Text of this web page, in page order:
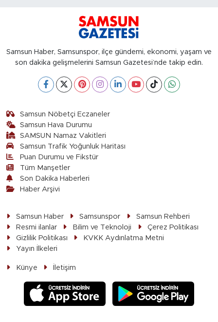
Samsun Haber, Samsunspor, ilçe gündemi, ekonomi, yaşam ve
son dakika gelişmelerini Samsun Gazetesi’nde takip edin.
Samsun Nöbetçi Eczaneler
Samsun Hava Durumu
SAMSUN Namaz Vakitleri
Samsun Trafik Yoğunluk Haritası
Puan Durumu ve Fikstür
Tüm Manşetler
Son Dakika Haberleri
Haber Arşivi
Samsun Haber Samsunspor
Samsun Rehberi
Resmi ilanlar
Bilim ve Teknoloji
Çerez Politikası
Gizlilik Politikası
KVKK Aydınlatma Metni
Yayın İlkeleri
Künye İletişim